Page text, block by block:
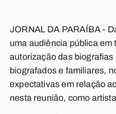
JORNAL DA PARAÍBA -
uma audiência pública em
autorização das biografias
biografados e familiares,
expectativas em relação
nesta reunião, como